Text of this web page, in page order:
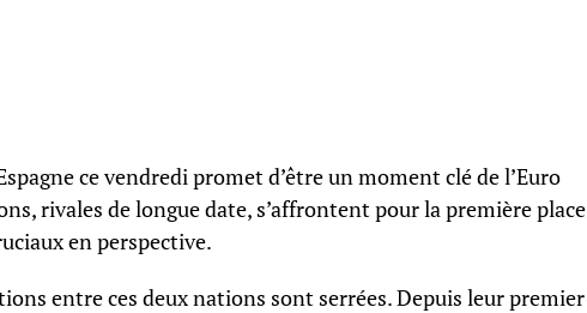
ce vendredi promet d’être un moment clé de l’Euro
rivales de longue date, s’affrontent pour la première place
en perspective.
entre ces deux nations sont serrées. Depuis leur premier